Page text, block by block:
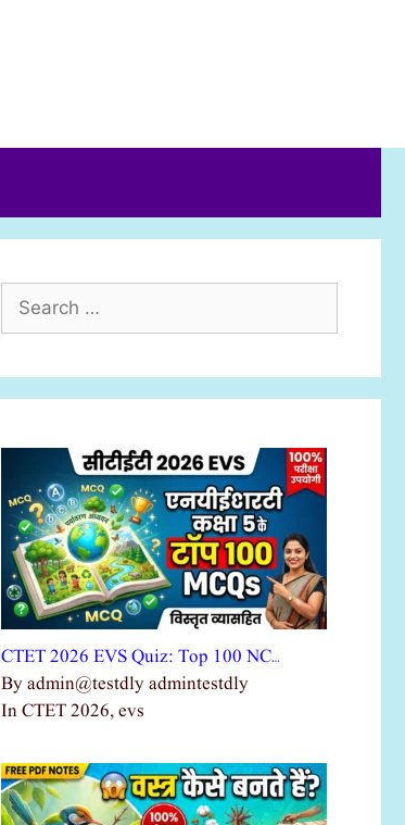
CTET 2026 EVS Quiz: Top 100 NC…
By admin@testdly admintestdly
In CTET 2026, evs